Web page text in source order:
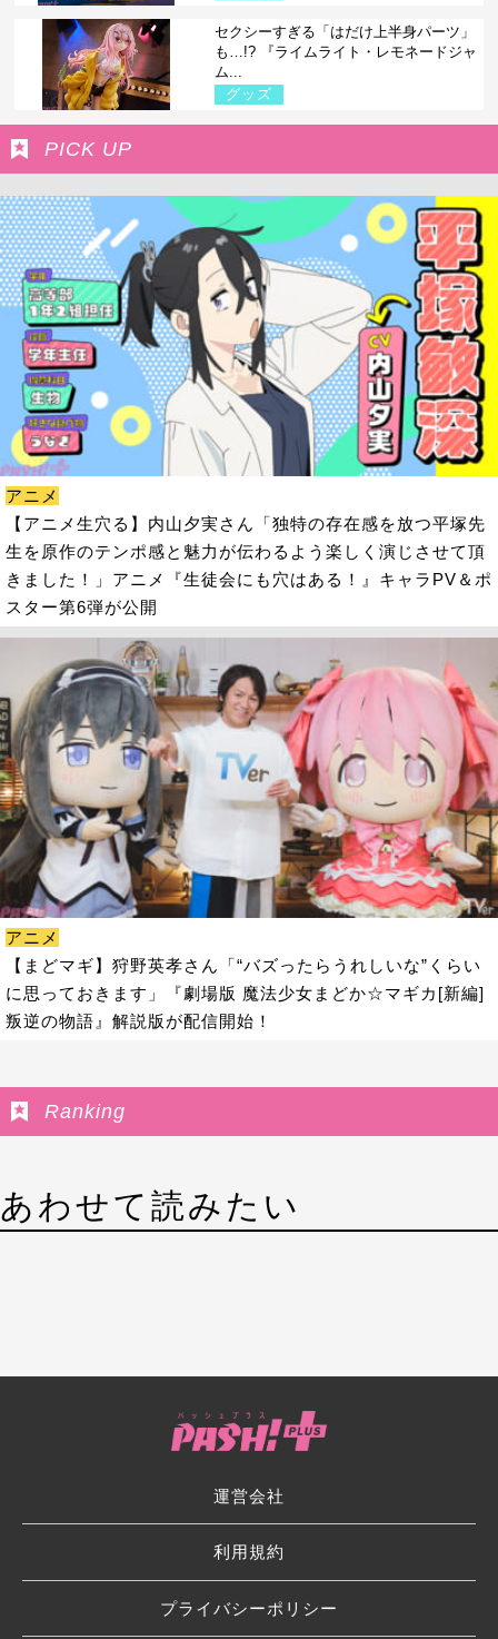
セクシーすぎる「はだけ上半身パーツ」
も…!? 『ライムライト・レモネードジャ
ム...
グッズ
PICK UP
アニメ
【アニメ生穴る】内山夕実さん「独特の存在感を放つ平塚先
生を原作のテンポ感と魅力が伝わるよう楽しく演じさせて頂
きました！」アニメ『生徒会にも穴はある！』キャラPV＆ポ
スター第6弾が公開
アニメ
【まどマギ】狩野英孝さん「“バズったらうれしいな”くらい
に思っておきます」『劇場版 魔法少女まどか☆マギカ[新編]
叛逆の物語』解説版が配信開始！
Ranking
あわせて読みたい
運営会社
利用規約
プライバシーポリシー